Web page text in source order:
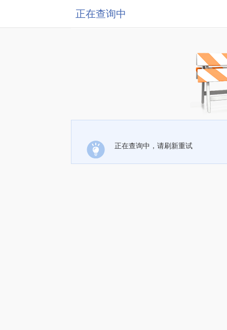
正在查询中
正在查询中，请刷新重试